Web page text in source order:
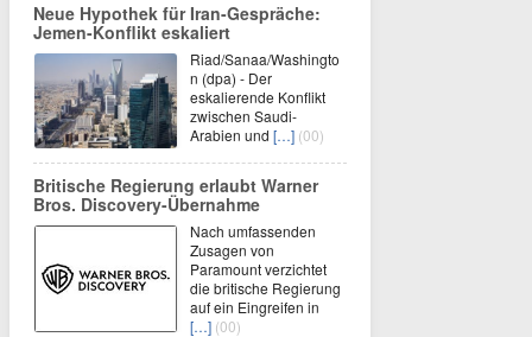
Neue Hypothek für Iran-Gespräche:
Jemen-Konflikt eskaliert
Riad/Sanaa/Washingto
n (dpa) - Der
eskalierende Konflikt
zwischen Saudi-
Arabien und […] (00)
Britische Regierung erlaubt Warner
Bros. Discovery-Übernahme
Nach umfassenden
Zusagen von
Paramount verzichtet
die britische Regierung
auf ein Eingreifen in
[…] (00)